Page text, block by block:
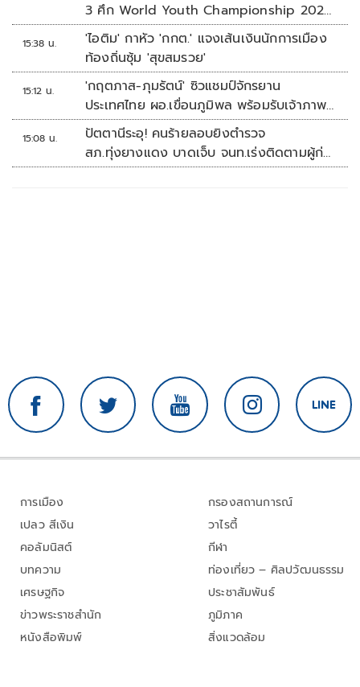
3 ศึก World Youth Championship 2026
ที่สิงคโปร์
15:38 น.
'ไอติม' กาหัว 'กกต.' แจงเส้นเงินนักการเมือง
ท้องถิ่นซุ้ม 'สุขสมรวย'
15:12 น.
'กฤตภาส-ภุมรัตน์' ซิวแชมป์จักรยาน
ประเทศไทย ผอ.เขื่อนภูมิพล พร้อมรับเจ้าภาพ
ต่อ ปี 2570
15:08 น.
ปัตตานีระอุ! คนร้ายลอบยิงตำรวจ
สภ.ทุ่งยางแดง บาดเจ็บ จนท.เร่งติดตามผู้ก่อ
เหตุ
การเมือง
เปลว สีเงิน
คอลัมนิสต์
บทความ
เศรษฐกิจ
ข่าวพระราชสำนัก
หนังสือพิมพ์
กรองสถานการณ์
วาไรตี้
กีฬา
ท่องเที่ยว – ศิลปวัฒนธรรม
ประชาสัมพันธ์
ภูมิภาค
สิ่งแวดล้อม